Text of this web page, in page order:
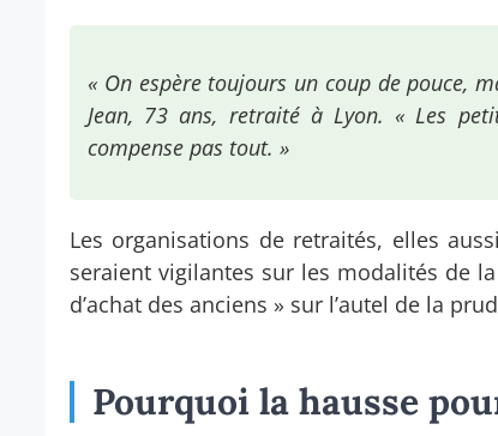
« On espère toujours un coup de pouce,
Jean, 73 ans, retraité à Lyon. « Les
compense pas tout. »
Les organisations de retraités, elles
seraient vigilantes sur les modalités de
d’achat des anciens » sur l’autel de la
Pourquoi la hausse